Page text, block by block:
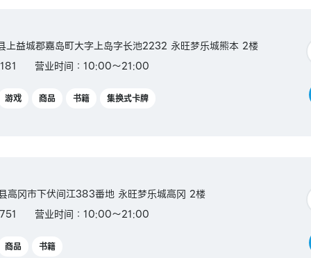
益城郡嘉岛町大字上岛字长池2232 永旺梦乐城熊本 2楼
营业时间：10:00～21:00
游戏 商品 书籍 集换式卡牌
冈市下伏间江383番地 永旺梦乐城高冈 2楼
营业时间：10:00～21:00
商品 书籍